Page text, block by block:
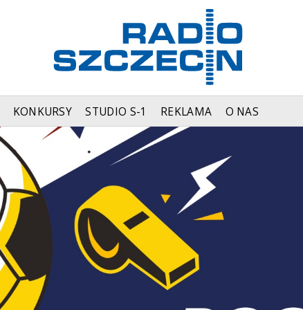
KONKURSY STUDIO S-1 REKLAMA O NAS